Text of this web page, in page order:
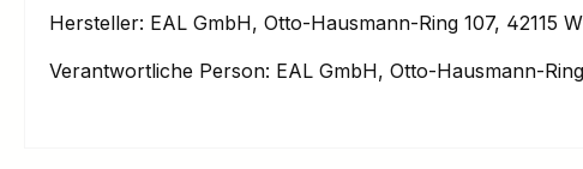
Hersteller: EAL GmbH, Otto-Hausmann-Ring 107, 42115
Verantwortliche Person: EAL GmbH, Otto-Hausmann-